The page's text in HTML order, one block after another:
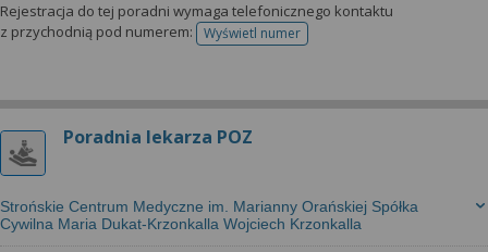
Rejestracja do tej poradni wymaga telefonicznego kontaktu
z przychodnią pod numerem:
Wyświetl numertelefonu do rejestracji
Poradnia lekarza POZ
Strońskie Centrum Medyczne im. Marianny Orańskiej Spółka
Cywilna Maria Dukat-Krzonkalla Wojciech Krzonkalla